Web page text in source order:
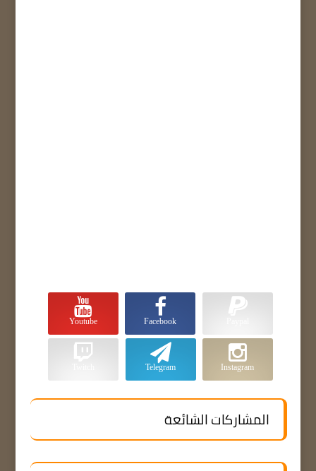
Facebook
Youtube
Instagram
Telegram
المشاركات الشائعة